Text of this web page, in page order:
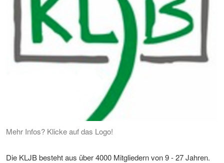
Mehr Infos? Klicke auf das Logo!
Die KLJB besteht aus über 4000 Mitgliedern von 9 - 27 Jahren.